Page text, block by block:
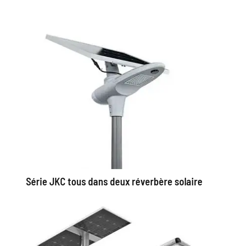
Série JKC tous dans deux réverbère solaire